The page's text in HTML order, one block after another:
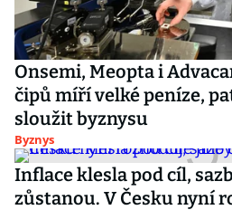
Onsemi, Meopta i
čipů míří velké peníze,
sloužit byznysu
Byznys
Inflace klesla pod cíl,
zůstanou. V Česku nyní